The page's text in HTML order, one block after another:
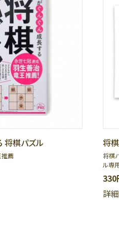
将棋パズル
推薦
将
将棋
ル専
330
詳